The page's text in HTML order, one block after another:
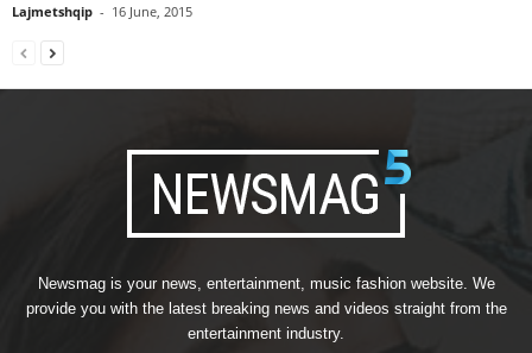
Lajmetshqip - 16 June, 2015
Newsmag is your news, entertainment, music fashion website. We
provide you with the latest breaking news and videos straight from the
entertainment industry.